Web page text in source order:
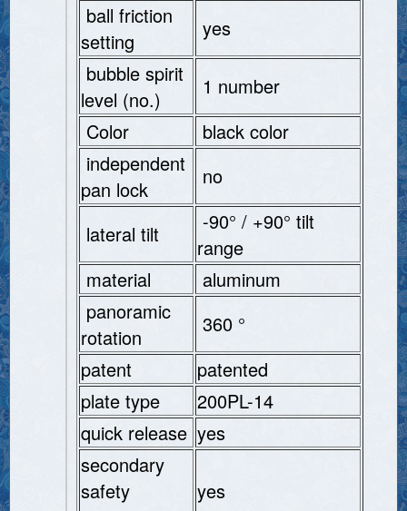
ball friction
setting
yes
bubble spirit
level (no.)
1 number
Color
black color
independent
pan lock
no
lateral tilt
-90° / +90° tilt
range
material
aluminum
panoramic
rotation
360 °
patent
patented
plate type
200PL-14
quick release yes
secondary
safety
yes